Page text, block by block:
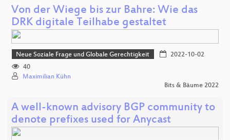
Von der Wiege bis zur Bahre: Wie das
DRK digitale Teilhabe gestaltet
Neue Soziale Frage und Globale Gerechtigkeit
2022-10-02
40
Maximilian Kühn
Bits & Bäume 2022
A well-known advisory BGP community to
denote prefixes used for Anycast